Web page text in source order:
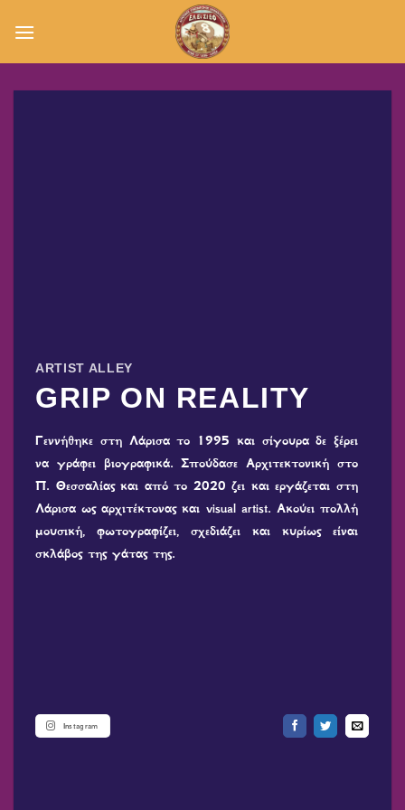
στο
ARTIST ALLEY
GRIP ON REALITY
Γεννήθηκε στη Λάρισα το 1995 και σίγουρα δε ξέρει
να γράφει βιογραφικά. Σπούδασε Αρχιτεκτονική στο
Π. Θεσσαλίας και από το 2020 ζει και εργάζεται στη
Λάρισα ως αρχιτέκτονας και visual artist. Ακούει πολλή
μουσική, φωτογραφίζει, σχεδιάζει και κυρίως είναι
σκλάβος της γάτας της.
Instagram